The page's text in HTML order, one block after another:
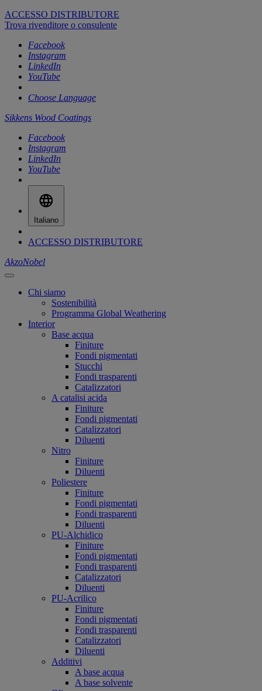
ACCESSO DISTRIBUTORE
Trova rivenditore o consulente
Facebook
Instagram
LinkedIn
YouTube
Choose Language
Sikkens Wood Coatings
Facebook
Instagram
LinkedIn
YouTube
Italiano
ACCESSO DISTRIBUTORE
AkzoNobel
Chi siamo
Sostenibilità
Programma Global Weathering
Interior
Base acqua
Finiture
Fondi pigmentati
Stucchi
Fondi trasparenti
Catalizzatori
A catalisi acida
Finiture
Fondi pigmentati
Catalizzatori
Diluenti
Nitro
Finiture
Diluenti
Poliestere
Finiture
Fondi pigmentati
Fondi trasparenti
Diluenti
PU-Alchidico
Finiture
Fondi pigmentati
Fondi trasparenti
Catalizzatori
Diluenti
PU-Acrilico
Finiture
Fondi pigmentati
Fondi trasparenti
Catalizzatori
Diluenti
Additivi
A base acqua
A base solvente